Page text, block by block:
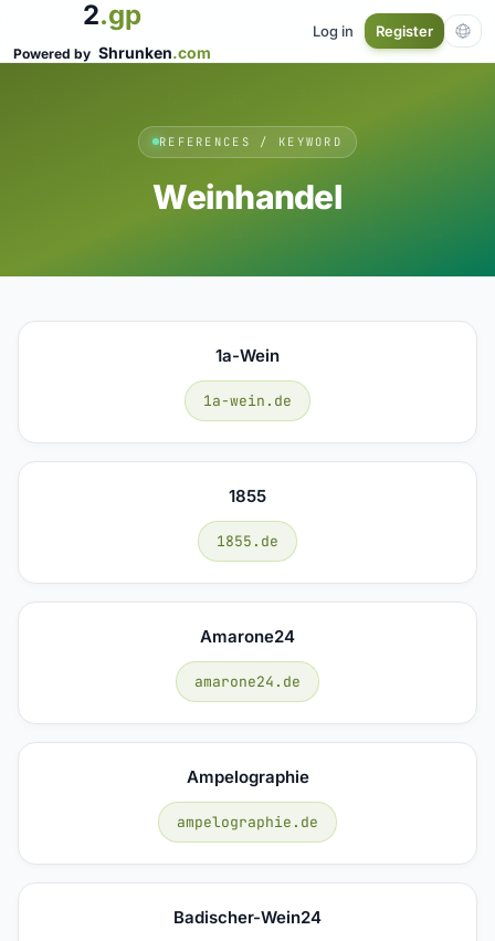
2.gp
Powered by Shrunken.com
Log in Register
REFERENCES / KEYWORD
Weinhandel
1a-Wein
1a-wein.de
1855
1855.de
Amarone24
amarone24.de
Ampelographie
ampelographie.de
Badischer-Wein24